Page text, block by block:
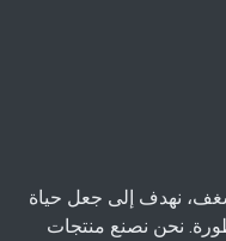
نهدف إلى جعل حياة
نحن نصنع منتجات